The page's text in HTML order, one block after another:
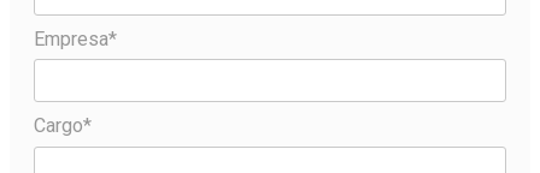
Empresa*
Cargo*